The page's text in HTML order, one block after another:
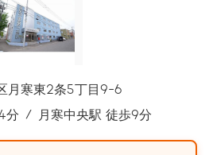
月寒東2条5丁目9-6
分
月寒中央駅 徒歩9分